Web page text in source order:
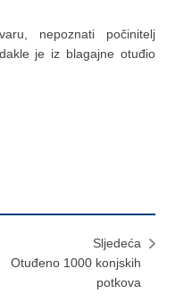
nepoznati počinitelj
je iz blagajne otuđio
Sljedeća
Otuđeno 1000 konjskih
potkova